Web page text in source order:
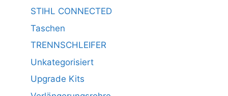
STIHL CONNECTED
Taschen
TRENNSCHLEIFER
Unkategorisiert
Upgrade Kits